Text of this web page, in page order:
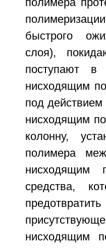
полимера
быстрого
слоя),
поступают в
нисходящим
под
нисходящим
колонну,
полимера
нисходящим
средства,
нисходящим